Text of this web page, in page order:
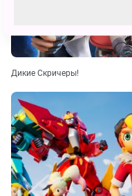
Дикие Скричеры!